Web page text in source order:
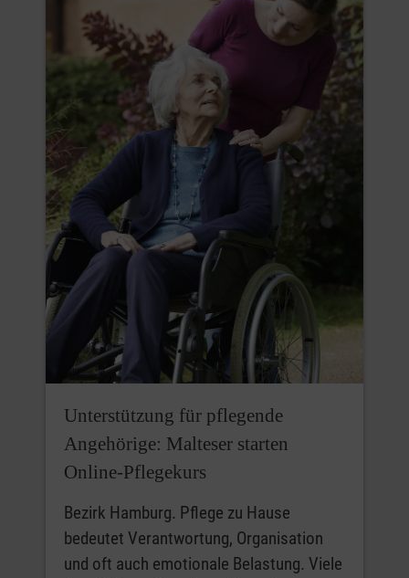
Unterstützung für pflegende
Angehörige: Malteser starten
Online‑Pflegekurs
Bezirk Hamburg. Pflege zu Hause
bedeutet Verantwortung, Organisation
und oft auch emotionale Belastung. Viele